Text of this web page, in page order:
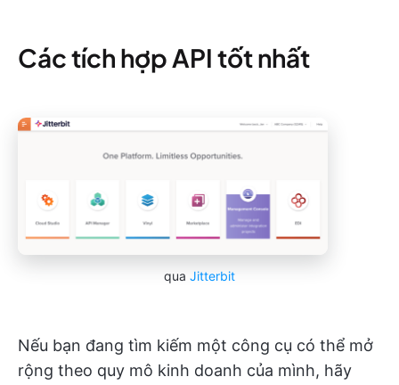
Các tích hợp API tốt nhất
qua Jitterbit
Nếu bạn đang tìm kiếm một công cụ có thể mở
rộng theo quy mô kinh doanh của mình, hãy